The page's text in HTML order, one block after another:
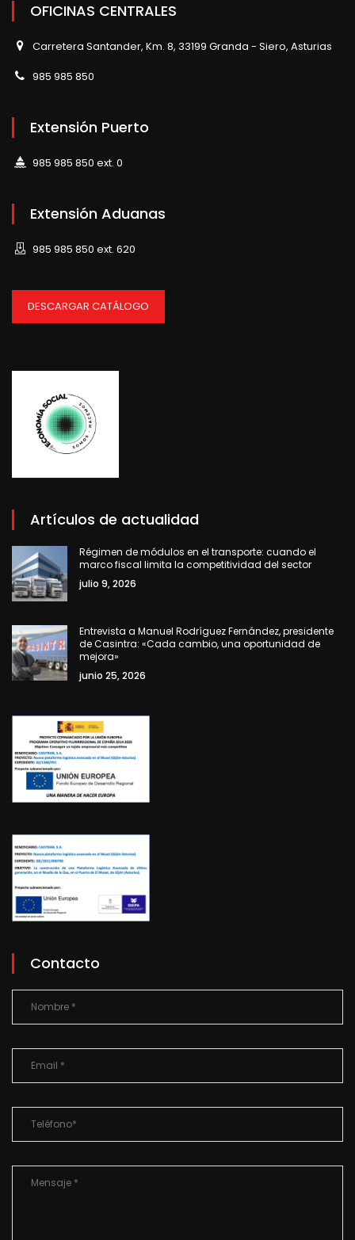
OFICINAS CENTRALES
Carretera Santander, Km. 8, 33199 Granda - Siero, Asturias
985 985 850
Extensión Puerto
985 985 850 ext. 0
Extensión Aduanas
985 985 850 ext. 620
DESCARGAR CATÁLOGO
Artículos de actualidad
Régimen de módulos en el transporte: cuando el
marco fiscal limita la competitividad del sector
julio 9, 2026
Entrevista a Manuel Rodríguez Fernández, presidente
de Casintra: «Cada cambio, una oportunidad de
mejora»
junio 25, 2026
Contacto